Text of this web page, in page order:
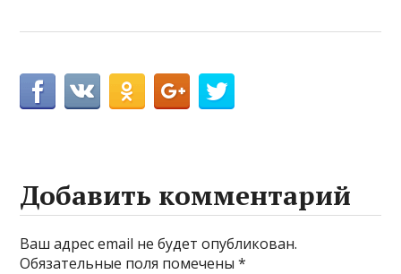
Добавить комментарий
Ваш адрес email не будет опубликован.
Обязательные поля помечены*